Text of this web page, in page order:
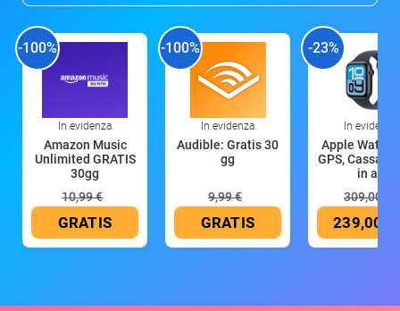
-100%
In evidenza
Amazon Music
Unlimited GRATIS
30gg
10,99 €
GRATIS
-100%
In evidenza
Audible: Gratis 30
gg
9,99 €
GRATIS
-23%
In evidenza
Apple Watch
GPS, Cassa
in all
309,00 €
239,00 €